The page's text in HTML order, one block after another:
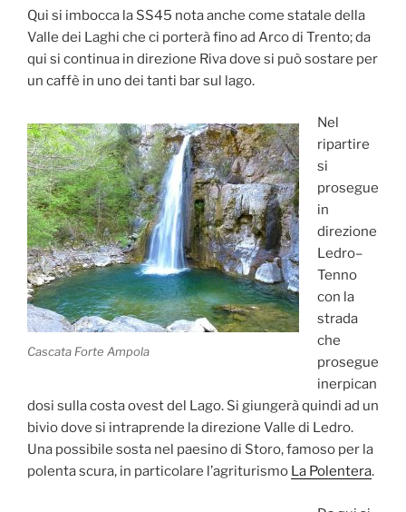
Qui si imbocca la SS45 nota anche come statale della
Valle dei Laghi che ci porterà fino ad Arco di Trento; da
qui si continua in direzione Riva dove si può sostare per
un caffè in uno dei tanti bar sul lago.
Cascata Forte Ampola
Nel
ripartire
si
prosegue
in
direzione
Ledro–
Tenno
con la
strada
che
prosegue
inerpican
dosi sulla costa ovest del Lago. Si giungerà quindi ad un
bivio dove si intraprende la direzione Valle di Ledro.
Una possibile sosta nel paesino di Storo, famoso per la
polenta scura, in particolare l’agriturismo La Polentera.